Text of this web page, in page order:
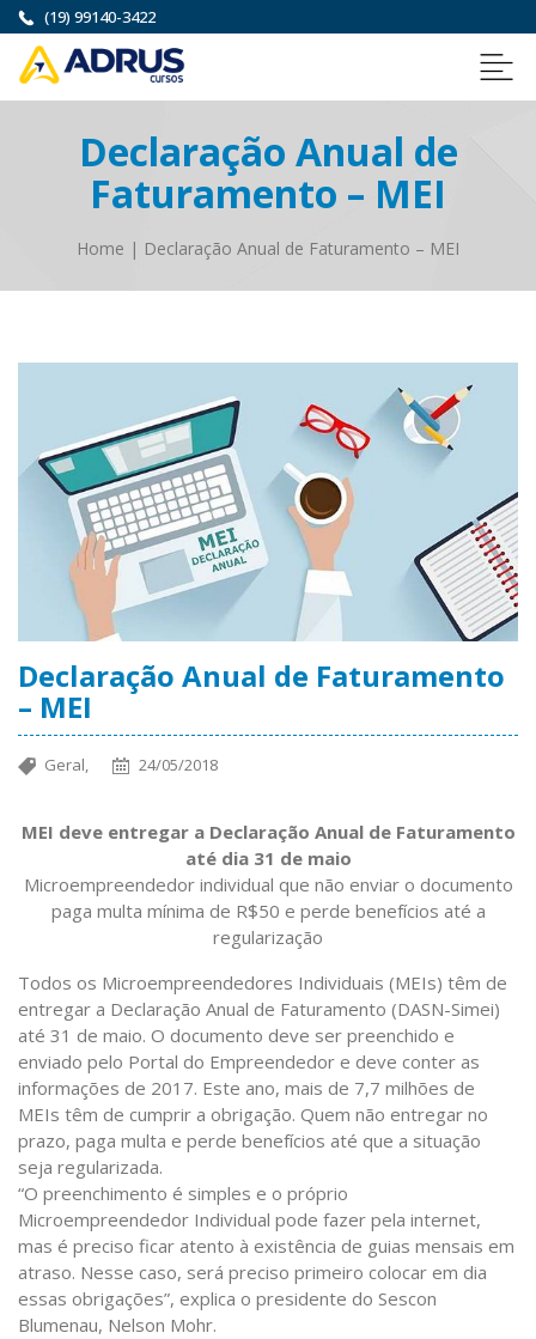
(19) 99140-3422
Declaração Anual de
Faturamento – MEI
Home | Declaração Anual de Faturamento – MEI
Declaração Anual de Faturamento
– MEI
Geral, 24/05/2018
MEI deve entregar a Declaração Anual de Faturamento
até dia 31 de maio
Microempreendedor individual que não enviar o documento
paga multa mínima de R$50 e perde benefícios até a
regularização
Todos os Microempreendedores Individuais (MEIs) têm de
entregar a Declaração Anual de Faturamento (DASN-Simei)
até 31 de maio. O documento deve ser preenchido e
enviado pelo Portal do Empreendedor e deve conter as
informações de 2017. Este ano, mais de 7,7 milhões de
MEIs têm de cumprir a obrigação. Quem não entregar no
prazo, paga multa e perde benefícios até que a situação
seja regularizada.
“O preenchimento é simples e o próprio
Microempreendedor Individual pode fazer pela internet,
mas é preciso ficar atento à existência de guias mensais em
atraso. Nesse caso, será preciso primeiro colocar em dia
essas obrigações”, explica o presidente do Sescon
Blumenau, Nelson Mohr.